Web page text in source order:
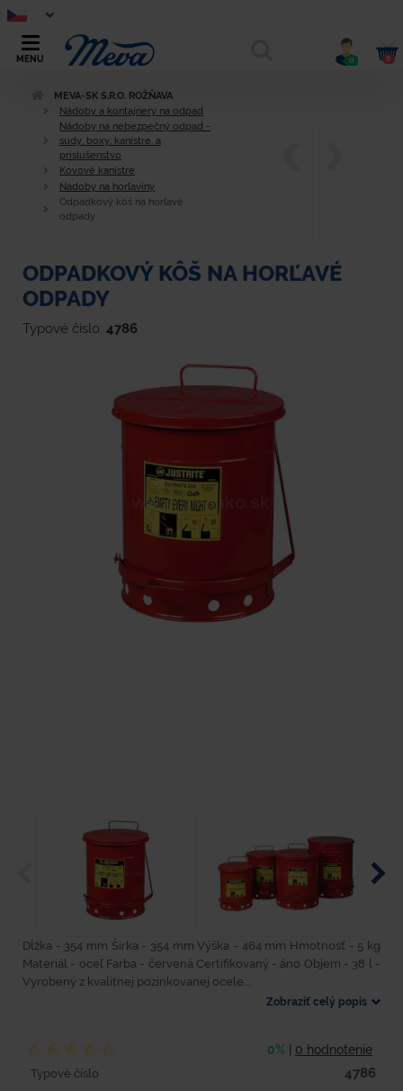
MENU 0 0
MEVA-SK S.R.O. ROŽŇAVA
Nádoby a kontajnery na odpad
Nádoby na nebezpečný odpad -
sudy, boxy, kanistre, a
príslušenstvo
Kovové kanistre
Nádoby na horľaviny
Odpadkový kôš na horľavé
odpady
ODPADKOVÝ KÔŠ NA HORĽAVÉ
ODPADY
Typové číslo: 4786
Dĺžka - 354 mm Šírka - 354 mm Výška - 464 mm Hmotnosť - 5 kg
Materiál - oceľ Farba - červená Certifikovaný - áno Objem - 38 l -
Vyrobený z kvalitnej pozinkovanej ocele...
Zobraziť celý popis
0% 0 hodnotenie
Typové číslo 4786